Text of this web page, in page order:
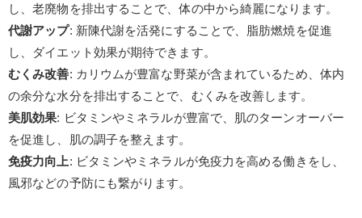
し、老廃物を排出することで、体の中から綺麗になります。
代謝アップ: 新陳代謝を活発にすることで、脂肪燃焼を促進
し、ダイエット効果が期待できます。
むくみ改善: カリウムが豊富な野菜が含まれているため、体内
の余分な水分を排出することで、むくみを改善します。
美肌効果: ビタミンやミネラルが豊富で、肌のターンオーバー
を促進し、肌の調子を整えます。
免疫力向上: ビタミンやミネラルが免疫力を高める働きをし、
風邪などの予防にも繋がります。